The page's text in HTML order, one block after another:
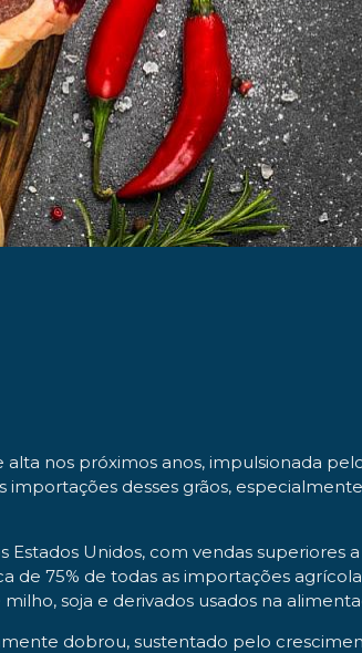
nos próximos anos, impulsionada
desses grãos,
Unidos, com vendas superiores
75% de todas as importações
soja e derivados usados na
dobrou, sustentado pelo